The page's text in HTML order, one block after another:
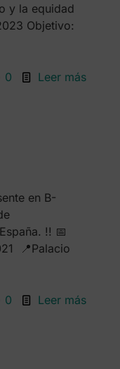
y la equidad
Objetivo:
0 Leer más
en B-
!! 📅
📍Palacio
0 Leer más